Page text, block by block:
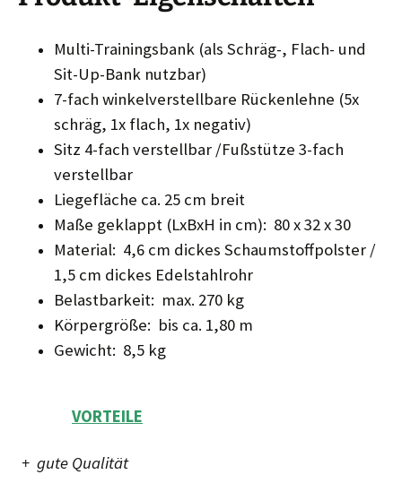
Multi-Trainingsbank (als Schräg-, Flach- und
Sit-Up-Bank nutzbar)
7-fach winkelverstellbare Rückenlehne (5x
schräg, 1x flach, 1x negativ)
Sitz 4-fach verstellbar /Fußstütze 3-fach
verstellbar
Liegefläche ca. 25 cm breit
Maße geklappt (LxBxH in cm): 80 x 32 x 30
Material: 4,6 cm dickes Schaumstoffpolster /
1,5 cm dickes Edelstahlrohr
Belastbarkeit: max. 270 kg
Körpergröße: bis ca. 1,80 m
Gewicht: 8,5 kg
VORTEILE
+ gute Qualität